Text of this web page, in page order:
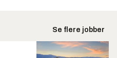
Se flere jobber